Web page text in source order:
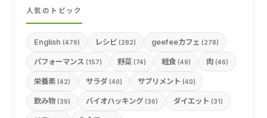
人気のトピック
English (479) レシピ (282) geefeeカフェ (278)
パフォーマンス (157) 野菜 (74) 軽食 (49) 肉 (46)
栄養素 (42) サラダ (40) サプリメント (40)
飲み物 (39) バイオハッキング (36) ダイエット (31)